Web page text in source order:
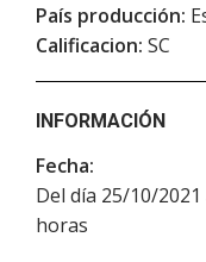
País producción:
Calificacion: SC
INFORMACIÓN
Fecha:
Del día 25/10/
horas